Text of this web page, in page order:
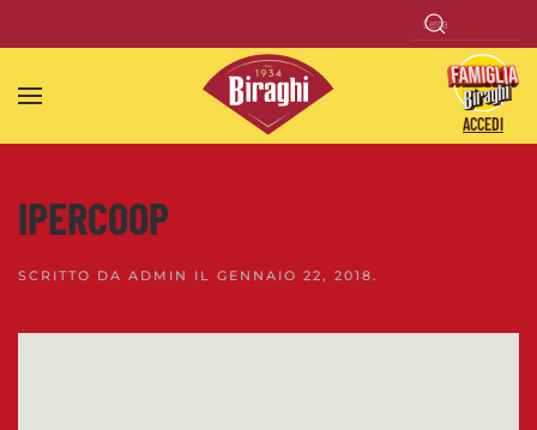
Skip to main content
ACCEDI
IPERCOOP
SCRITTO DA ADMIN IL GENNAIO 22, 2018.